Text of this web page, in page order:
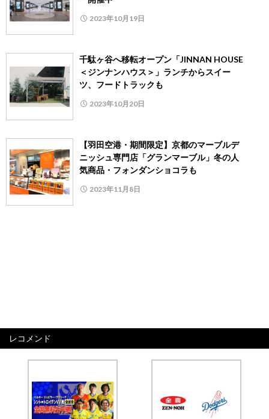
2023年10月19日
千駄ヶ谷へ移転オープン「JINNAN HOUSE
＜ジンナンハウス＞」ランチからスイー
ツ、フードトラックも
2023年10月20日
【羽田空港・期間限定】京都のマーブルデ
ニッシュ専門店「グランマーブル」冬の人
気商品・フォンダンショコラも
2023年11月8日
レコメンド